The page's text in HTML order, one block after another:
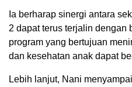
Ia berharap sinergi antara
2 dapat terus terjalin dengan
program yang bertujuan
dan kesehatan anak dapat
Lebih lanjut, Nani